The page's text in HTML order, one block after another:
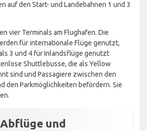
auf den Start- und Landebahnen 1 und 3
vier Terminals am Flughafen. Die
für internationale Flüge genutzt,
3 und 4 für Inlandsflüge genutzt
Shuttlebusse, die als Yellow
sind und Passagiere zwischen den
den Parkmöglichkeiten befördern. Sie
und